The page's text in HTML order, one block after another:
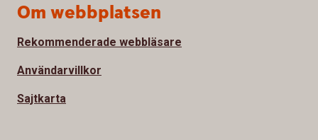
Om webbplatsen
Rekommenderade webbläsare
Användarvillkor
Sajtkarta